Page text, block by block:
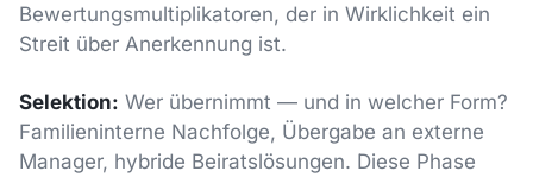
Bewertungsmultiplikatoren, der in Wirklichkeit ein
Streit über Anerkennung ist.
Selektion: Wer übernimmt — und in welcher Form?
Familieninterne Nachfolge, Übergabe an externe
Manager, hybride Beiratslösungen. Diese Phase